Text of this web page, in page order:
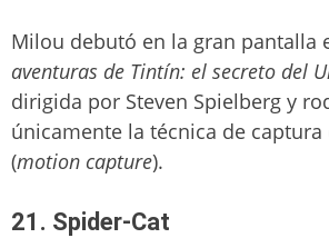
Milou debutó en la gran pantalla
aventuras de Tintín: el secreto del
dirigida por Steven Spielberg y
únicamente la técnica de
(motion capture).
21. Spider-Cat